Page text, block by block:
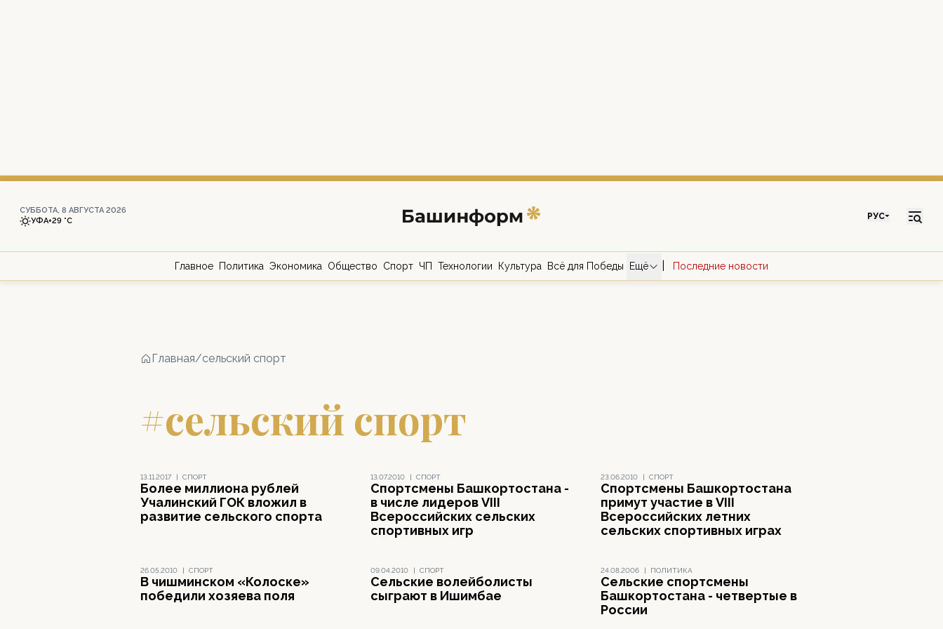
СУББОТА, 8 АВГУСТА 2026
УФА+29 °С РУС
Главное Политика Экономика Общество Спорт ЧП Технологии Культура Всё для Победы Ещё Последние новости
Главная/сельский спорт
#сельский спорт
13.11.2017 | СПОРТ
Более миллиона рублей
Учалинский ГОК вложил в
развитие сельского спорта
13.07.2010 | СПОРТ
Спортсмены Башкортостана -
в числе лидеров VIII
Всероссийских сельских
спортивных игр
23.06.2010 | СПОРТ
Спортсмены Башкортостана
примут участие в VIII
Всероссийских летних
сельских спортивных играх
26.05.2010 | СПОРТ
В чишминском «Колоске»
победили хозяева поля
09.04.2010 | СПОРТ
Сельские волейболисты
сыграют в Ишимбае
24.08.2006 | ПОЛИТИКА
Сельские спортсмены
Башкортостана - четвертые в
России